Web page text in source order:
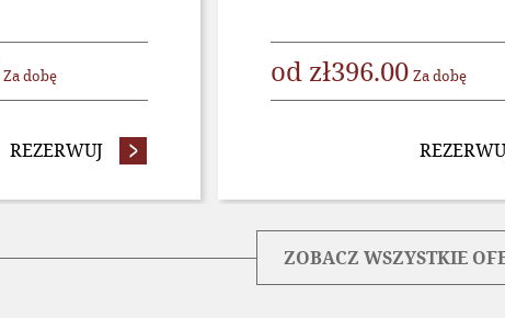
Za dobę
REZERWUJ - OFERTA BEZZWROTNA
od zł396.00 Za dobę
ZOBACZ WSZYSTKIE